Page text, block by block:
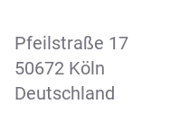
Pfeilstraße 17
50672 Köln
Deutschland